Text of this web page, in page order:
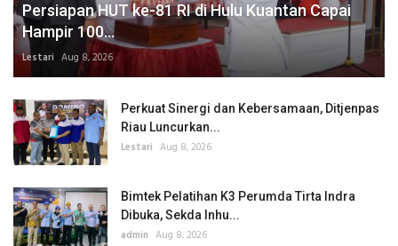
Persiapan HUT ke-81 RI di Hulu Kuantan Capai
Hampir 100...
Lestari Aug 8, 2026
Perkuat Sinergi dan Kebersamaan, Ditjenpas
Riau Luncurkan...
Lestari Aug 8, 2026
Bimtek Pelatihan K3 Perumda Tirta Indra
Dibuka, Sekda Inhu...
admin Aug 8, 2026